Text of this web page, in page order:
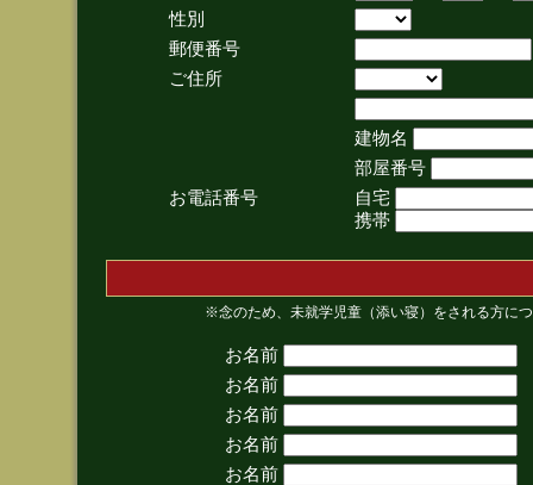
性別
郵便番号
ご住所
建物名
部屋番号
お電話番号
自宅
携帯
※念のため、未就学児童（添い寝）をされる方に
お名前
お名前
お名前
お名前
お名前